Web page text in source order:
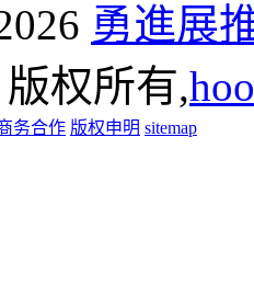
勇進展
版权所有,
务合作 版权申明 sitemap